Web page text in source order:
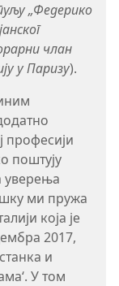
„Федерико
члан
у Паризу).
професији
поштују
уверења
ми пружа
која је
2017,
и
У том